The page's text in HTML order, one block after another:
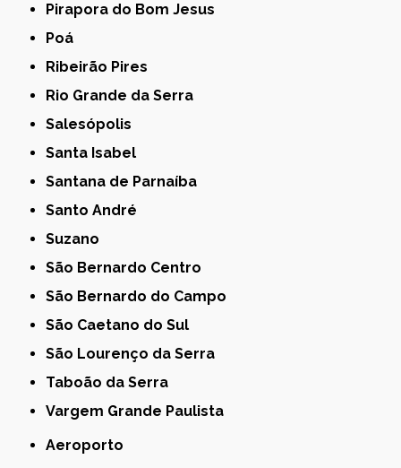
Pirapora do Bom Jesus
Poá
Ribeirão Pires
Rio Grande da Serra
Salesópolis
Santa Isabel
Santana de Parnaíba
Santo André
Suzano
São Bernardo Centro
São Bernardo do Campo
São Caetano do Sul
São Lourenço da Serra
Taboão da Serra
Vargem Grande Paulista
Aeroporto